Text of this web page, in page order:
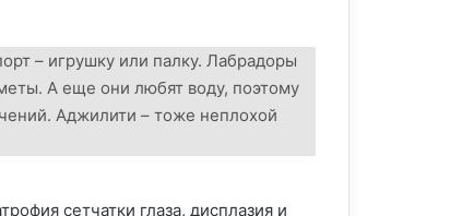
– игрушку или палку. Лабрадоры
А еще они любят воду, поэтому
Аджилити – тоже неплохой
сетчатки глаза, дисплазия и